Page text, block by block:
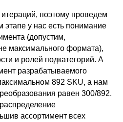
поэтому проведем
у нас есть понимание
(допустим,
максимального формата),
и ролей подкатегорий. А
разрабатываемого
892 SKU, а нам
равен 300/892.
ассортимент всех